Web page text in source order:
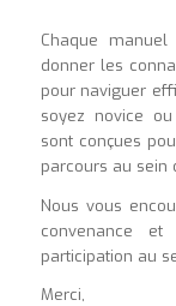
Chaque
donner les
pour naviguer
soyez novice
sont conçues
parcours au sein
Nous vous
convenance
participation au
Merci,